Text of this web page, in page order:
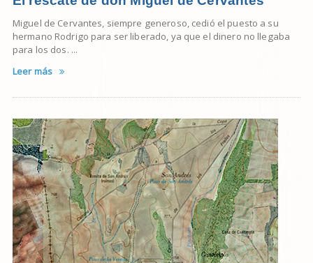
Miguel de Cervantes, siempre generoso, cedió el puesto a su
hermano Rodrigo para ser liberado, ya que el dinero no llegaba
para los dos. ...
Leer más